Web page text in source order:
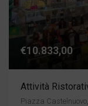
€10.833,00
Piazza